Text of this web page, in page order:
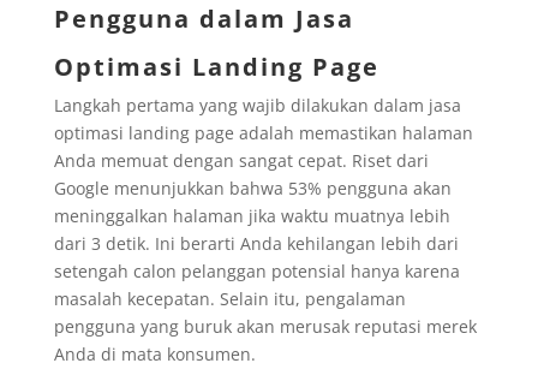
Pengguna dalam Jasa
Optimasi Landing Page
Langkah pertama yang wajib dilakukan dalam jasa
optimasi landing page adalah memastikan halaman
Anda memuat dengan sangat cepat. Riset dari
Google menunjukkan bahwa 53% pengguna akan
meninggalkan halaman jika waktu muatnya lebih
dari 3 detik. Ini berarti Anda kehilangan lebih dari
setengah calon pelanggan potensial hanya karena
masalah kecepatan. Selain itu, pengalaman
pengguna yang buruk akan merusak reputasi merek
Anda di mata konsumen.